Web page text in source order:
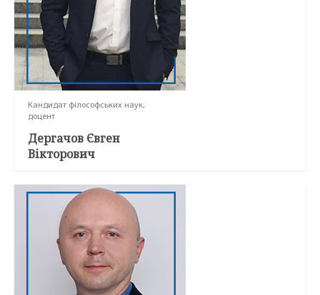
Кандидат філософських наук,
доцент
Дергачов Євген
Вікторович